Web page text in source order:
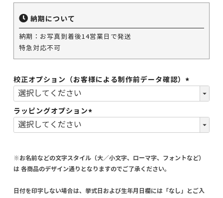
校正オプション（お客様による制作前データ確認）
ラッピングオプション
※お名前などの文字スタイル（大／小文字、ローマ字、フォントなど）
は 各商品のデザイン通りとなりますのでご了承ください。
日付を印字しない場合は、挙式日および生年月日欄には「なし」とご入
納期について
納期：お写真到着後14営業日で発送
特急対応不可